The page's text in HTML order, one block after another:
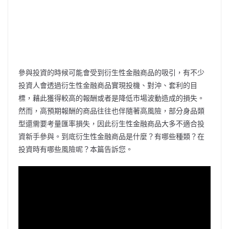
參與投資的時候可能會受到衍生性金融商品的吸引，有不少
投資人會透過衍生性金融商品實現投機、對沖、套利的目
標，藉此獲得較高的報酬或者是降低市場波動造成的損失。
然而，高預期報酬的商品往往也伴隨著高風險，部分身品類
型還需要考量匯率損失，因此衍生性金融商品大多不適合投
資新手參與。到底衍生性金融商品是什麼？有哪些種類？在
投資時有哪些風險呢？本篇告訴您。